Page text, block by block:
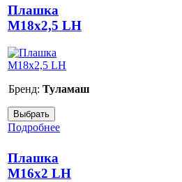
Плашка
М18х2,5 LH
Бренд: Туламаш
Подробнее
Плашка
М16х2 LH